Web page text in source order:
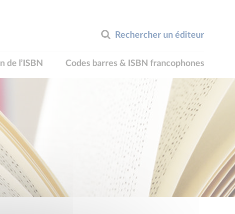
Rechercher un éditeur
de l’ISBN Codes barres & ISBN francophones